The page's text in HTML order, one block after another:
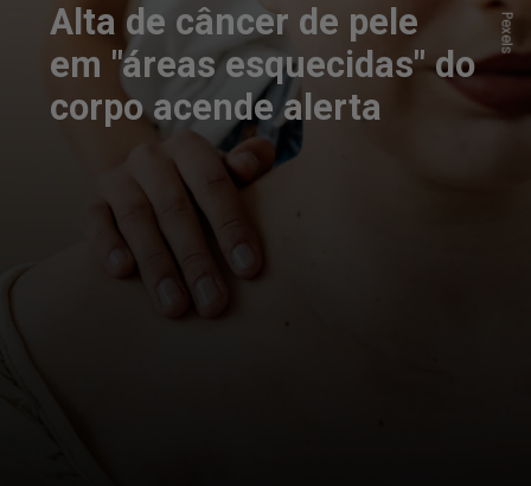
Alta de câncer de pele
em "áreas esquecidas" do
corpo acende alerta
Pexels